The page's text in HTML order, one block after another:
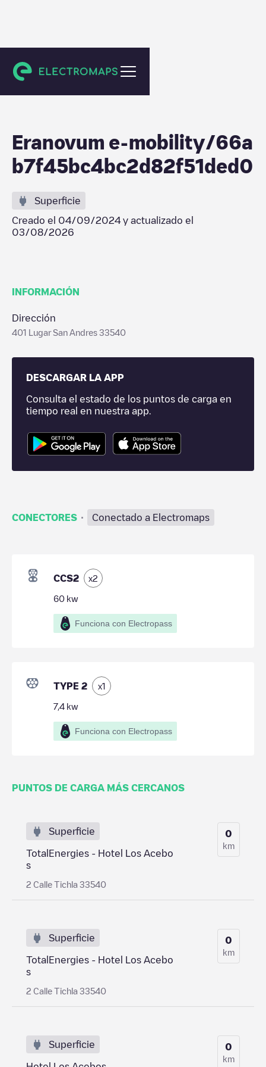
Arriondas
Eranovum e-mobility/66a
b7f45bc4bc2d82f51ded0
Superficie
Creado el 04/09/2024 y actualizado el
03/08/2026
INFORMACIÓN
Dirección
401 Lugar San Andres 33540
DESCARGAR LA APP
Consulta el estado de los puntos de carga en
tiempo real en nuestra app.
CONECTORES · Conectado a Electromaps
CCS2 x2
60 kw
Funciona con Electropass
TYPE 2 x1
7,4 kw
Funciona con Electropass
PUNTOS DE CARGA MÁS CERCANOS
Superficie
TotalEnergies - Hotel Los Acebo
s
2 Calle Tichla 33540
0
km
Superficie
TotalEnergies - Hotel Los Acebo
s
2 Calle Tichla 33540
0
km
Superficie 0
km